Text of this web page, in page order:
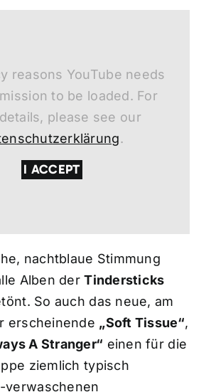
reasons YouTube needs
to be loaded. For
please see our
.
I ACCEPT
nachtblaue Stimmung
Alben derTindersticks
So auch das neue, am
erscheinende „Soft Tissue“,
A Stranger“ einen für die
ziemlich typisch